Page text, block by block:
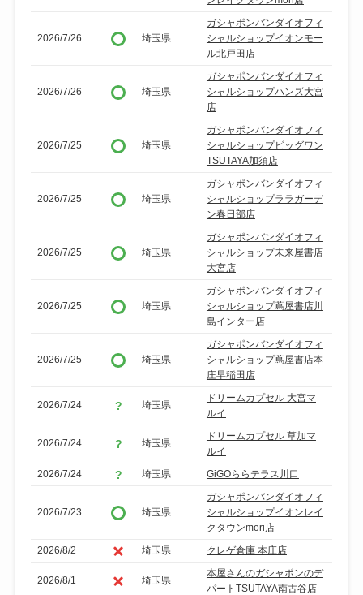
2026/7/26 埼玉県
ガシャポンバンダイオフィ
シャルショップイオンモー
ル北戸田店
2026/7/26 埼玉県
ガシャポンバンダイオフィ
シャルショップハンズ大宮
店
2026/7/25 埼玉県
ガシャポンバンダイオフィ
シャルショップビッグワン
TSUTAYA加須店
2026/7/25 埼玉県
ガシャポンバンダイオフィ
シャルショップララガーデ
ン春日部店
2026/7/25 埼玉県
ガシャポンバンダイオフィ
シャルショップ未来屋書店
大宮店
2026/7/25 埼玉県
ガシャポンバンダイオフィ
シャルショップ蔦屋書店川
島インター店
2026/7/25 埼玉県
ガシャポンバンダイオフィ
シャルショップ蔦屋書店本
庄早稲田店
2026/7/24 埼玉県
ドリームカプセル 大宮マ
ルイ
2026/7/24 埼玉県
ドリームカプセル 草加マ
ルイ
2026/7/24
埼玉県 GiGOららテラス川口
2026/7/23 埼玉県
ガシャポンバンダイオフィ
シャルショップイオンレイ
クタウンmori店
2026/8/2
埼玉県 クレゲ倉庫 本庄店
2026/8/1 埼玉県
本屋さんのガシャポンのデ
パートTSUTAYA南古谷店